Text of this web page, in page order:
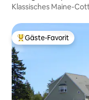
Klassisches Maine-
Beliebter Gäste-Favorit.
Gäste-Favorit